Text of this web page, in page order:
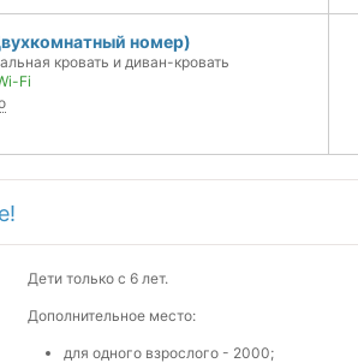
номер)
кровать и диван-кровать
Fi
Дети только с 6 лет.
Дополнительное место:
для одного взрослого - 2000;